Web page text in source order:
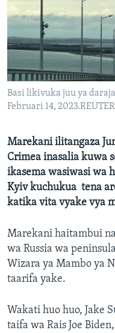
Basi likivuka juu ya
Februari 14,
Marekani ilitangaza
Crimea inasalia kuwa
ikasema wasiwasi wa
Kyiv kuchukua tena
katika vita vyake vya
Marekani haitambui
wa Russia wa
Wizara ya Mambo ya
taarifa yake.
Wakati huo huo, Jake
taifa wa Rais Joe